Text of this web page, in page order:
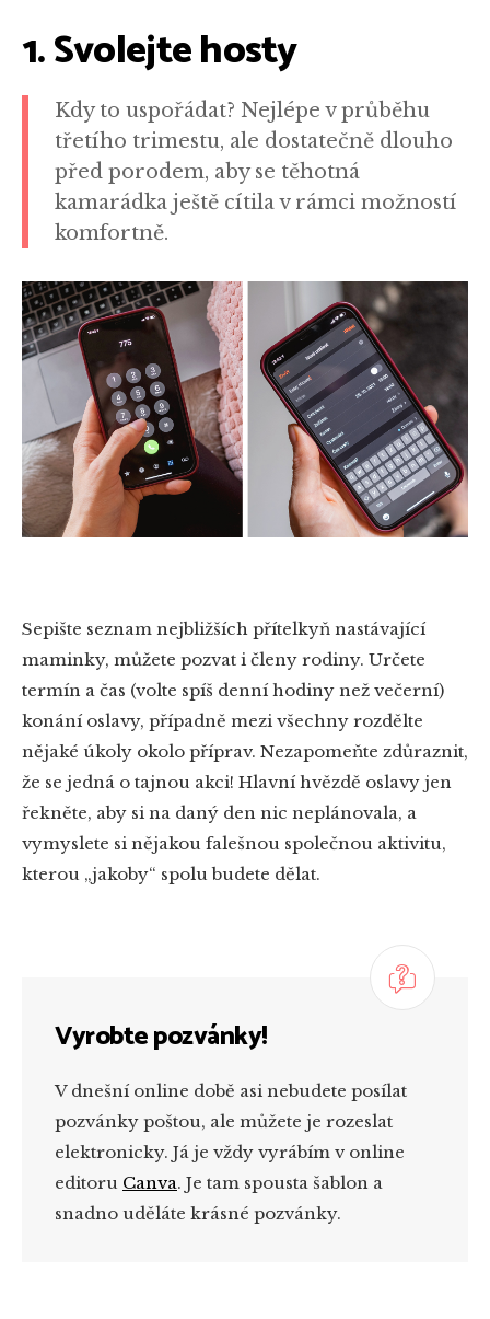
1. Svolejte hosty
Kdy to uspořádat? Nejlépe v průběhu
třetího trimestu, ale dostatečně dlouho
před porodem, aby se těhotná
kamarádka ještě cítila v rámci možností
komfortně.
Sepište seznam nejbližších přítelkyň nastávající
maminky, můžete pozvat i členy rodiny. Určete
termín a čas (volte spíš denní hodiny než večerní)
konání oslavy, případně mezi všechny rozdělte
nějaké úkoly okolo příprav. Nezapomeňte zdůraznit,
že se jedná o tajnou akci! Hlavní hvězdě oslavy jen
řekněte, aby si na daný den nic neplánovala, a
vymyslete si nějakou falešnou společnou aktivitu,
kterou „jakoby“ spolu budete dělat.
Vyrobte pozvánky!
V dnešní online době asi nebudete posílat
pozvánky poštou, ale můžete je rozeslat
elektronicky. Já je vždy vyrábím v online
editoru Canva. Je tam spousta šablon a
snadno uděláte krásné pozvánky.